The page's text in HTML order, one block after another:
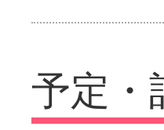
予定・